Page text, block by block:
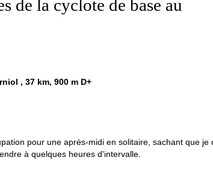
de la cyclote de base au
, 37 km, 900 m D+
pour une après-midi en solitaire, sachant que je
à quelques heures d'intervalle.